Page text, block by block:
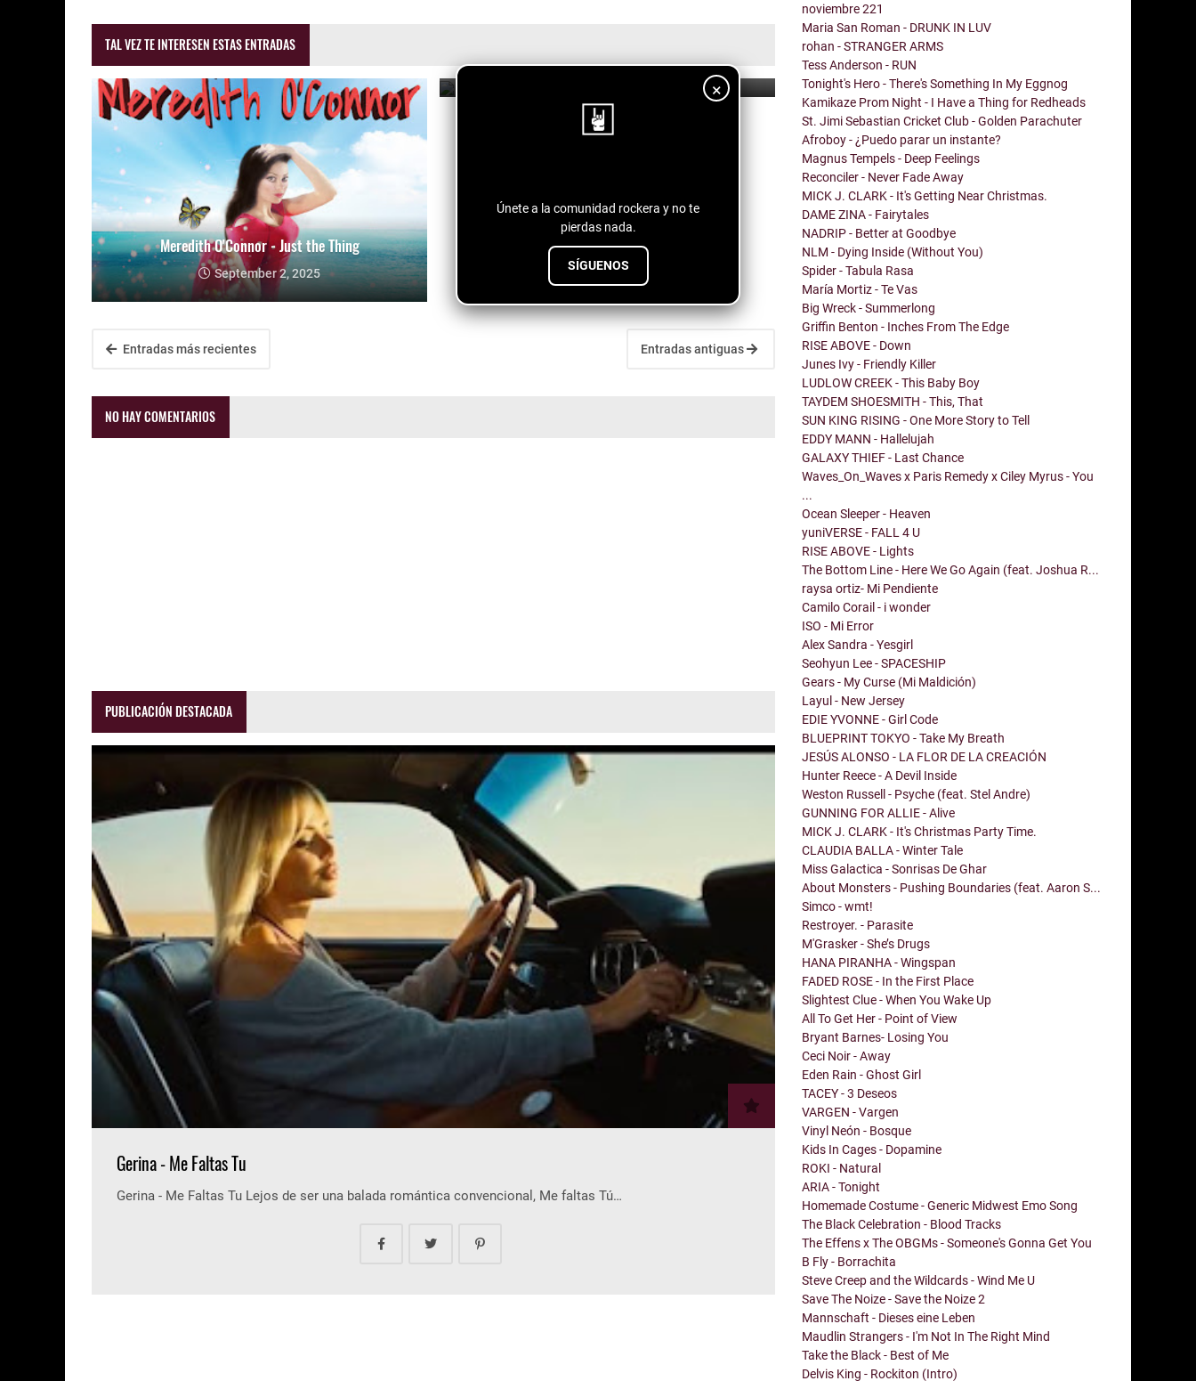
×
Únete a la comunidad rockera y no te
pierdas nada.
SÍGUENOS
TAL VEZ TE INTERESEN ESTAS ENTRADAS
Meredith O'Connor - Just the Thing
September 2, 2025
August 11, 2025
Entradas más recientes Entradas antiguas
NO HAY COMENTARIOS
PUBLICACIÓN DESTACADA
Gerina - Me Faltas Tu
Gerina - Me Faltas Tu Lejos de ser una balada romántica convencional, Me faltas Tú…
noviembre221
Maria San Roman - DRUNK IN LUV
rohan - STRANGER ARMS
Tess Anderson - RUN
Tonight's Hero - There's Something In My Eggnog
Kamikaze Prom Night - I Have a Thing for Redheads
St. Jimi Sebastian Cricket Club - Golden Parachuter
Afroboy - ¿Puedo parar un instante?
Magnus Tempels - Deep Feelings
Reconciler - Never Fade Away
MICK J. CLARK - It's Getting Near Christmas.
DAME ZINA - Fairytales
NADRIP - Better at Goodbye
NLM - Dying Inside (Without You)
Spider - Tabula Rasa
María Mortiz - Te Vas
Big Wreck - Summerlong
Griffin Benton - Inches From The Edge
RISE ABOVE - Down
Junes Ivy - Friendly Killer
LUDLOW CREEK - This Baby Boy
TAYDEM SHOESMITH - This, That
SUN KING RISING - One More Story to Tell
EDDY MANN - Hallelujah
GALAXY THIEF - Last Chance
Waves_On_Waves x Paris Remedy x Ciley Myrus - You
...
Ocean Sleeper - Heaven
yuniVERSE - FALL 4 U
RISE ABOVE - Lights
The Bottom Line - Here We Go Again (feat. Joshua R...
raysa ortiz- Mi Pendiente
Camilo Corail - i wonder
ISO - Mi Error
Alex Sandra - Yesgirl
Seohyun Lee - SPACESHIP
Gears - My Curse (Mi Maldición)
Layul - New Jersey
EDIE YVONNE - Girl Code
BLUEPRINT TOKYO - Take My Breath
JESÚS ALONSO - LA FLOR DE LA CREACIÓN
Hunter Reece - A Devil Inside
Weston Russell - Psyche (feat. Stel Andre)
GUNNING FOR ALLIE - Alive
MICK J. CLARK - It's Christmas Party Time.
CLAUDIA BALLA - Winter Tale
Miss Galactica - Sonrisas De Ghar
About Monsters - Pushing Boundaries (feat. Aaron S...
Simco - wmt!
Restroyer. - Parasite
M'Grasker - She’s Drugs
HANA PIRANHA - Wingspan
FADED ROSE - In the First Place
Slightest Clue - When You Wake Up
All To Get Her - Point of View
Bryant Barnes- Losing You
Ceci Noir - Away
Eden Rain - Ghost Girl
TACEY - 3 Deseos
VARGEN - Vargen
Vinyl Neón - Bosque
Kids In Cages - Dopamine
ROKI - Natural
ARIA - Tonight
Homemade Costume - Generic Midwest Emo Song
The Black Celebration - Blood Tracks
The Effens x The OBGMs - Someone's Gonna Get You
B Fly - Borrachita
Steve Creep and the Wildcards - Wind Me U
Save The Noize - Save the Noize 2
Mannschaft - Dieses eine Leben
Maudlin Strangers - I'm Not In The Right Mind
Take the Black - Best of Me
Delvis King - Rockiton (Intro)